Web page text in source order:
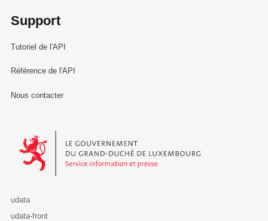
Support
Tutoriel de l'API
Référence de l'API
Nous contacter
Le Gouvernement du Grand-Duché de Luxembourg - Service
udata
udata-front